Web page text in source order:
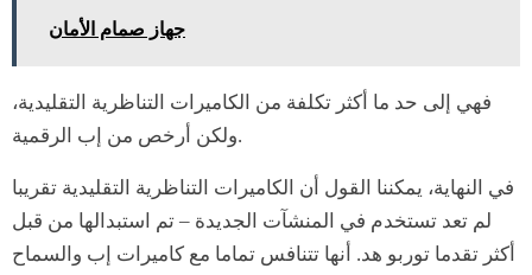
جهاز صمام الأمان
فهي إلى حد ما أكثر تكلفة من الكاميرات التناظرية التقليدية،
ولكن أرخص من إب الرقمية.
في النهاية، يمكننا القول أن الكاميرات التناظرية التقليدية تقريبا
لم تعد تستخدم في المنشآت الجديدة – تم استبدالها من قبل
أكثر تقدما توربو هد. أنها تتنافس تماما مع كاميرات إب والسماح